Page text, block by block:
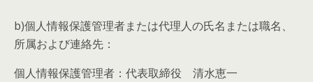
b)個人情報保護管理者または代理人の氏名または職名、
所属および連絡先：
個人情報保護管理者：代表取締役 清水恵一